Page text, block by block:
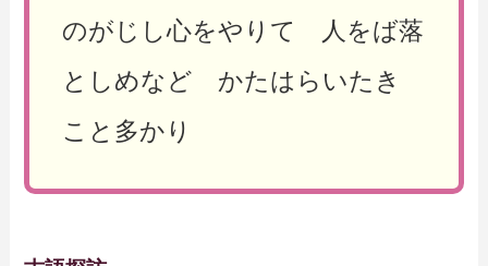
のがじし心をやりて 人をば落
としめなど かたはらいたき
こと多かり